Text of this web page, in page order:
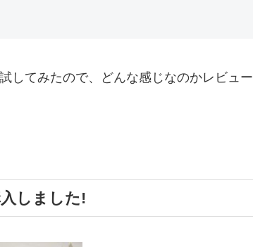
してみたので、どんな感じなのかレビュー
しました!